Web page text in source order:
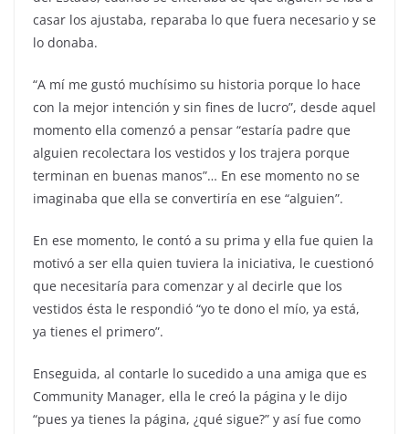
casar los ajustaba, reparaba lo que fuera necesario y se
lo donaba.
“A mí me gustó muchísimo su historia porque lo hace
con la mejor intención y sin fines de lucro”, desde aquel
momento ella comenzó a pensar “estaría padre que
alguien recolectara los vestidos y los trajera porque
terminan en buenas manos”… En ese momento no se
imaginaba que ella se convertiría en ese “alguien”.
En ese momento, le contó a su prima y ella fue quien la
motivó a ser ella quien tuviera la iniciativa, le cuestionó
que necesitaría para comenzar y al decirle que los
vestidos ésta le respondió “yo te dono el mío, ya está,
ya tienes el primero”.
Enseguida, al contarle lo sucedido a una amiga que es
Community Manager, ella le creó la página y le dijo
“pues ya tienes la página, ¿qué sigue?” y así fue como